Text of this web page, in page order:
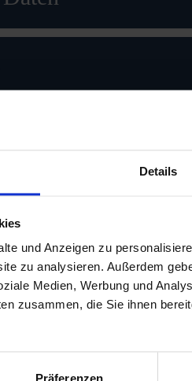
Details
und Anzeigen zu
zu analysieren. Außerdem
Medien, Werbung und
zusammen, die Sie ihnen